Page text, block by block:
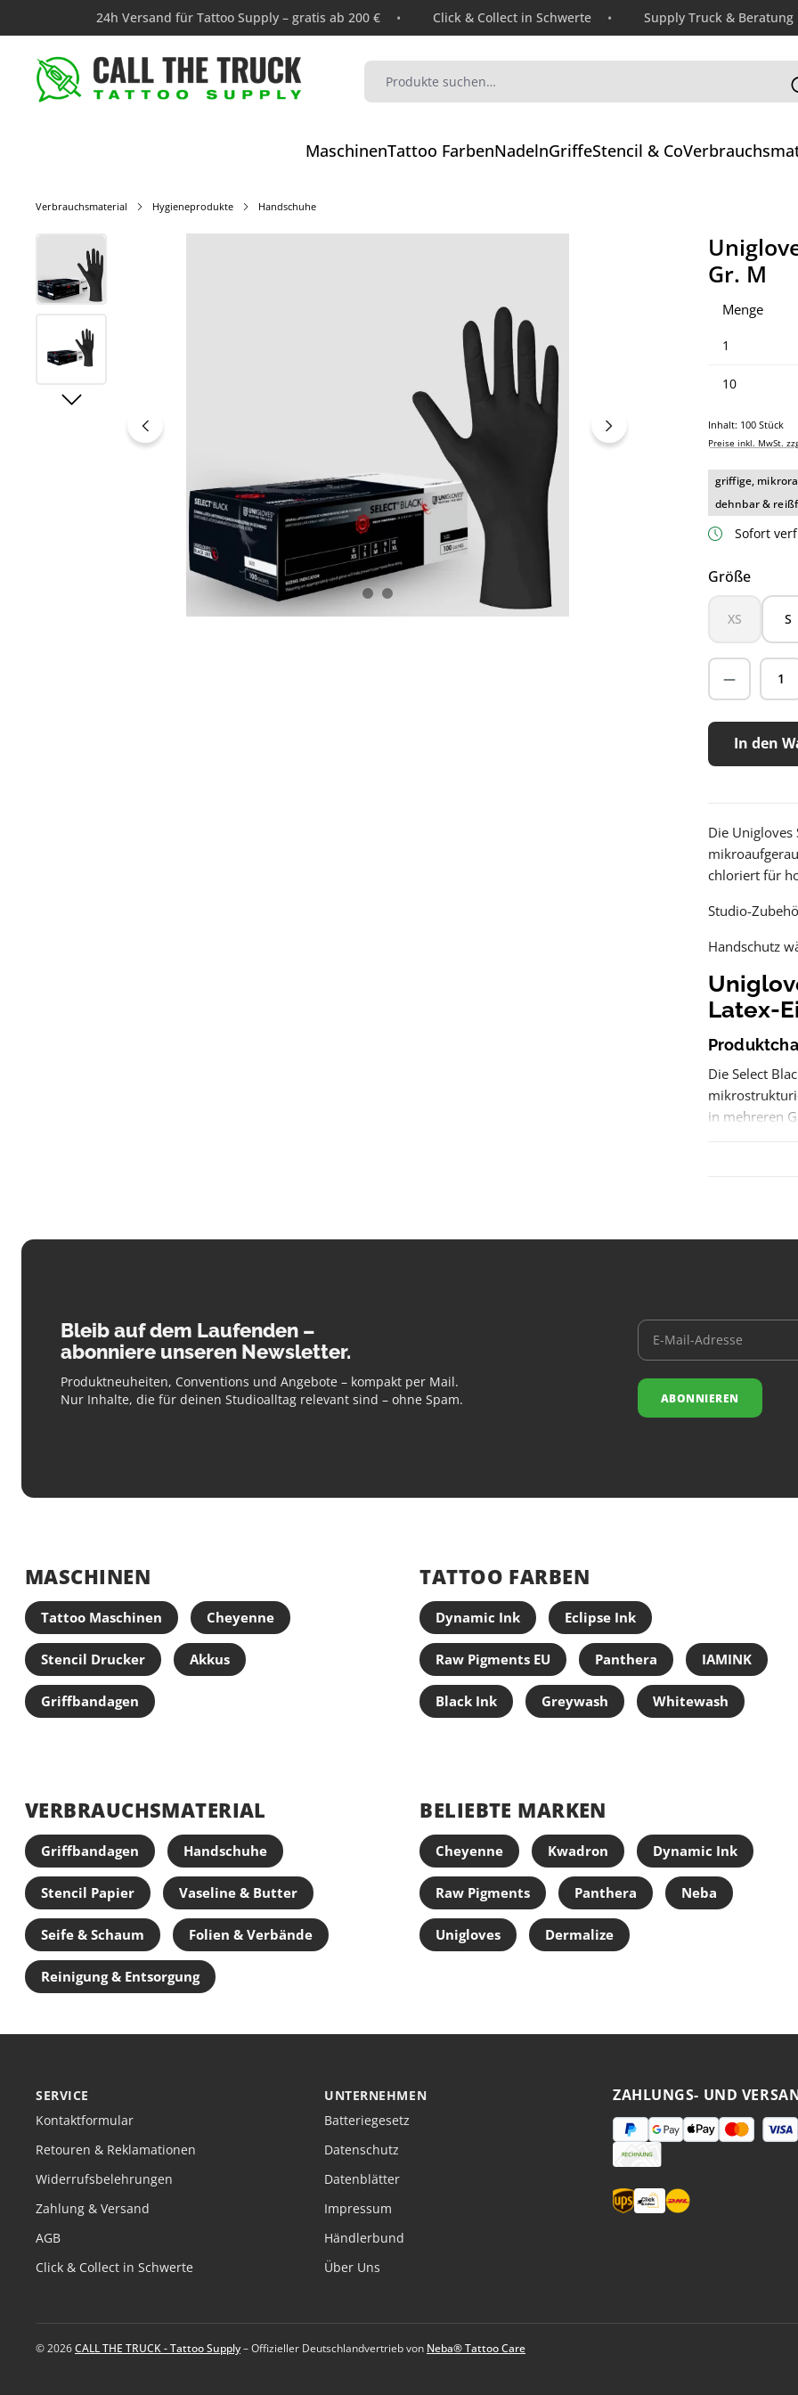
24h Versand für Tattoo Supply – gratis ab 200 € Click & Collect in Schwerte Supply Truck & Beratung
MaschinenTattoo FarbenNadelnGriffeStencil & Co
Verbrauchsmaterial Hygieneprodukte Handschuhe
Bildergalerie überspringen
Gr. M
Menge
1
10
Inhalt: 100 Stück
Preise inkl. MwSt.
griffige,
dehnbar &
Sofort
Größe
XS
(Diese
S
In den
Die Unigloves
chloriert für
Studio-
Handschutz
Latex-
Die Select
in mehreren
Sicherheit
Unigloves
reduziertem
Produkt:
Größen: S,
griffige,
chloriert
dehnbar &
Warum
Für
Für hohe
Für
Sind die
Bleib auf dem Laufenden –
abonniere unseren Newsletter.
Produktneuheiten, Conventions und Angebote – kompakt per Mail.
Nur Inhalte, die für deinen Studioalltag relevant sind – ohne Spam.
ABONNIEREN
MASCHINEN
Tattoo Maschinen Cheyenne
Stencil Drucker Akkus
Griffbandagen
TATTOO FARBEN
Dynamic Ink Eclipse Ink
Raw Pigments EU Panthera IAMINK
Black Ink Greywash Whitewash
VERBRAUCHSMATERIAL
Griffbandagen Handschuhe
Stencil Papier Vaseline & Butter
Seife & Schaum Folien & Verbände
Reinigung & Entsorgung
BELIEBTE MARKEN
Cheyenne Kwadron Dynamic Ink
Raw Pigments Panthera Neba
Unigloves Dermalize
SERVICE
Kontaktformular
Retouren & Reklamationen
Widerrufsbelehrungen
Zahlung & Versand
AGB
Click & Collect in Schwerte
UNTERNEHMEN
Batteriegesetz
Datenschutz
Datenblätter
Impressum
Händlerbund
Über Uns
ZAHLUNGS- UND
© 2026CALL THE TRUCK - Tattoo Supply– Offizieller Deutschlandvertrieb von Neba® Tattoo Care